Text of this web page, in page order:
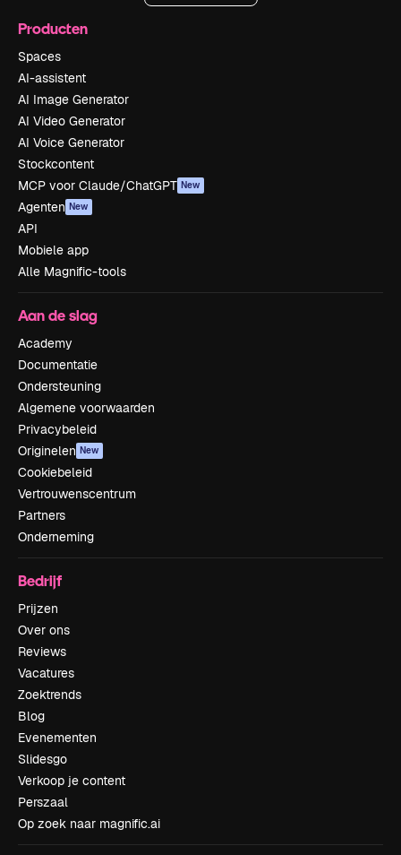
Producten
Spaces
AI-assistent
AI Image Generator
AI Video Generator
AI Voice Generator
Stockcontent
MCP voor Claude/ChatGPT New
Agenten New
API
Mobiele app
Alle Magnific-tools
Aan de slag
Academy
Documentatie
Ondersteuning
Algemene voorwaarden
Privacybeleid
Originelen New
Cookiebeleid
Vertrouwenscentrum
Partners
Onderneming
Bedrijf
Prijzen
Over ons
Reviews
Vacatures
Zoektrends
Blog
Evenementen
Slidesgo
Verkoop je content
Perszaal
Op zoek naar magnific.ai